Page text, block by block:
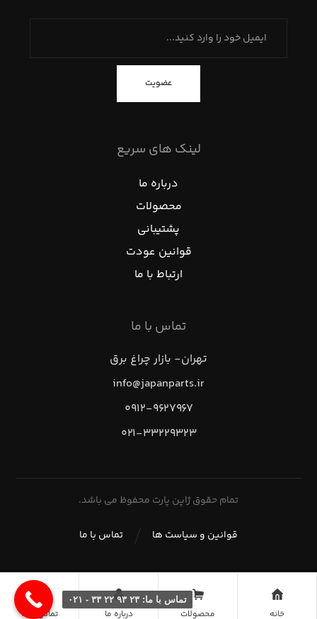
عضویت
لینک های سریع
درباره ما
محصولات
پشتیبانی
قوانین عودت
ارتباط با ما
تماس با ما
تهران- بازار چراغ برق
info@japanparts.ir
۰۹۱۲-۹۶۲۷۹۶۷
۰۲۱-۳۳۲۲۹۳۲۳
تمام حقوق ژاپن پارت محفوظ می باشد.
تماس با ما قوانین و سیاست ها
خانه محصولات درباره ما تماس با ما
تماس با ما: ۲۳ ۹۳ ۲۲ ۳۳ - ۰۲۱